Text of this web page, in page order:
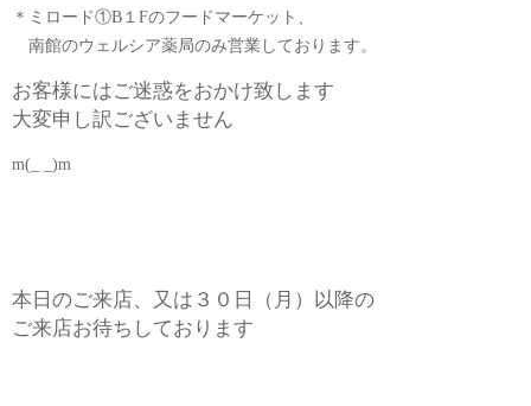
＊ミロード①B１Fのフードマーケット、
南館のウェルシア薬局のみ営業しております。
お客様にはご迷惑をおかけ致します
大変申し訳ございません
m(_ _)m
本日のご来店、又は３０日（月）以降の
ご来店お待ちしております